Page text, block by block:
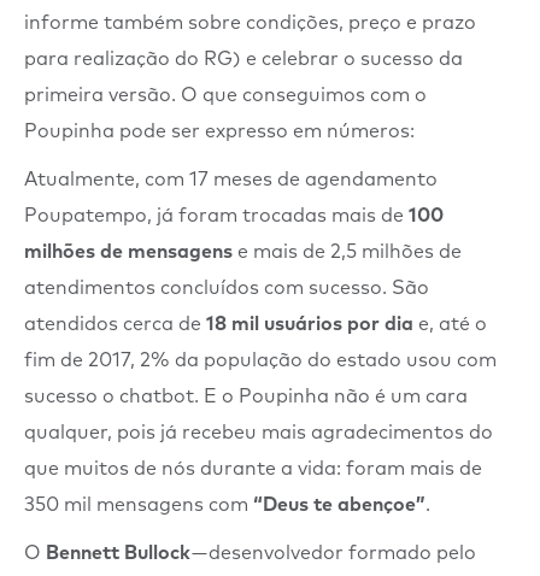
informe também sobre condições, preço e prazo
para realização do RG) e celebrar o sucesso da
primeira versão. O que conseguimos com o
Poupinha pode ser expresso em números:
Atualmente, com 17 meses de agendamento
Poupatempo, já foram trocadas mais de 100
milhões de mensagens e mais de 2,5 milhões de
atendimentos concluídos com sucesso. São
atendidos cerca de 18 mil usuários por dia e, até o
fim de 2017, 2% da população do estado usou com
sucesso o chatbot. E o Poupinha não é um cara
qualquer, pois já recebeu mais agradecimentos do
que muitos de nós durante a vida: foram mais de
350 mil mensagens com “Deus te abençoe”.
O Bennett Bullock— desenvolvedor formado pelo